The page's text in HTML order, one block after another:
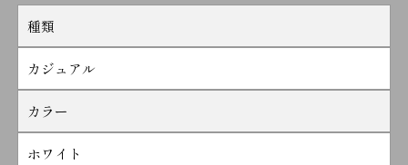
種類
カジュアル
カラー
ホワイト